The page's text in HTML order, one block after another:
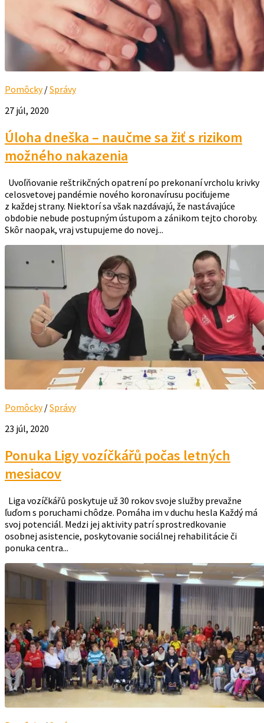
Pomôcky/Správy
27 júl, 2020
Úloha dneška – naučme sa žiť s rizikom
možného nakazenia
Uvoľňovanie reštrikčných opatrení po prekonaní vrcholu krivky
celosvetovej pandémie nového koronavírusu pociťujeme
z každej strany. Niektorí sa však nazdávajú, že nastávajúce
obdobie nebude postupným ústupom a zánikom tejto choroby.
Skôr naopak, vraj vstupujeme do novej...
Pomôcky/Správy
23 júl, 2020
Ponuka Ligy vozíčkářů počas letných
mesiacov
Liga vozíčkářů poskytuje už 30 rokov svoje služby prevažne
ľuďom s poruchami chôdze. Pomáha im v duchu hesla Každý má
svoj potenciál. Medzi jej aktivity patrí sprostredkovanie
osobnej asistencie, poskytovanie sociálnej rehabilitácie či
ponuka centra...